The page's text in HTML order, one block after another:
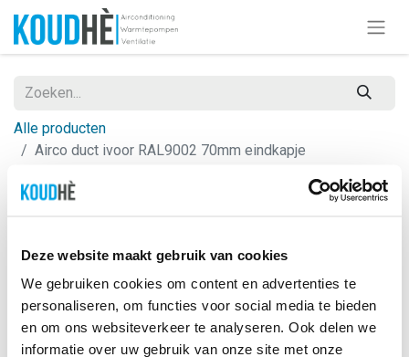
Deze website maakt gebruik van cookies
We gebruiken cookies om content en advertenties te
personaliseren, om functies voor social media te bieden
en om ons websiteverkeer te analyseren. Ook delen we
informatie over uw gebruik van onze site met onze
Alle producten
Airco duct ivoor RAL9002 70mm eindkapje